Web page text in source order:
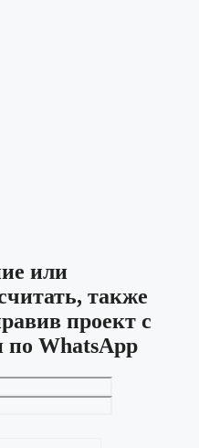
или
также
проект с
по WhatsApp